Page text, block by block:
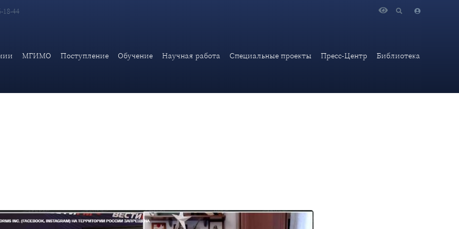
18-44
МГИМО Поступление Обучение Научная работа Специальные проекты Пресс-Центр Библиотека